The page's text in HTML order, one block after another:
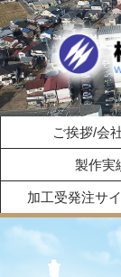
ご挨拶/会
製作実
加工受発注サ